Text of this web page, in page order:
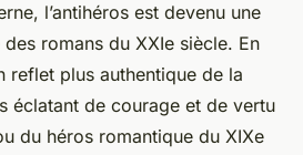
l’antihéros est devenu une
romans du XXIe siècle. En
reflet plus authentique de la
éclatant de courage et de vertu
du héros romantique du XIXe